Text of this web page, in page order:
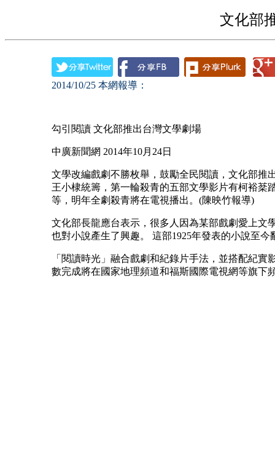
文化部
2014/10/25 本網報導：
勾引閱讀 文化部推出台灣文學劇場
中廣新聞網 2014年10月 24日
文學改編戲劇不勝枚舉，鼓勵全民閱讀，文化部推
王小棣統籌，第一輪殺青的五部文學影片有柯裕棻
等，明年全劇殺青將在電視播出。 (陳映竹報導)
文化部長龍應台表示，很多人因為某部戲劇愛上文
也對小說產生了興趣。 這部1925年發表的小說至
「閱讀時光」融合戲劇和紀錄片手法，並搭配紀
數完成將在國家地理頻道和福斯國際電視網等旗下